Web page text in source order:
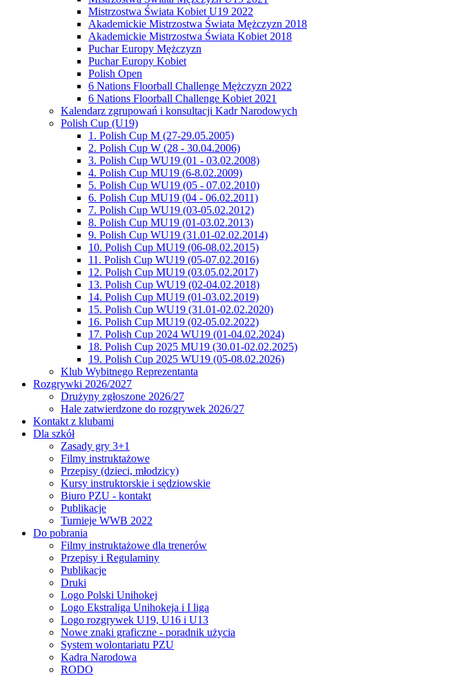
Mistrzostwa Świata Kobiet U19 2022
Akademickie Mistrzostwa Świata Mężczyzn 2018
Akademickie Mistrzostwa Świata Kobiet 2018
Puchar Europy Mężczyzn
Puchar Europy Kobiet
Polish Open
6 Nations Floorball Challenge Mężczyzn 2022
6 Nations Floorball Challenge Kobiet 2021
Kalendarz zgrupowań i konsultacji Kadr Narodowych
Polish Cup (U19)
1. Polish Cup M (27-29.05.2005)
2. Polish Cup W (28 - 30.04.2006)
3. Polish Cup WU19 (01 - 03.02.2008)
4. Polish Cup MU19 (6-8.02.2009)
5. Polish Cup WU19 (05 - 07.02.2010)
6. Polish Cup MU19 (04 - 06.02.2011)
7. Polish Cup WU19 (03-05.02.2012)
8. Polish Cup MU19 (01-03.02.2013)
9. Polish Cup WU19 (31.01-02.02.2014)
10. Polish Cup MU19 (06-08.02.2015)
11. Polish Cup WU19 (05-07.02.2016)
12. Polish Cup MU19 (03.05.02.2017)
13. Polish Cup WU19 (02-04.02.2018)
14. Polish Cup MU19 (01-03.02.2019)
15. Polish Cup WU19 (31.01-02.02.2020)
16. Polish Cup MU19 (02-05.02.2022)
17. Polish Cup 2024 WU19 (01-04.02.2024)
18. Polish Cup 2025 MU19 (30.01-02.02.2025)
19. Polish Cup 2025 WU19 (05-08.02.2026)
Klub Wybitnego Reprezentanta
Rozgrywki 2026/2027
Drużyny zgłoszone 2026/27
Hale zatwierdzone do rozgrywek 2026/27
Kontakt z klubami
Dla szkół
Zasady gry 3+1
Filmy instruktażowe
Przepisy (dzieci, młodzicy)
Kursy instruktorskie i sędziowskie
Biuro PZU - kontakt
Publikacje
Turnieje WWB 2022
Do pobrania
Filmy instruktażowe dla trenerów
Przepisy i Regulaminy
Publikacje
Druki
Logo Polski Unihokej
Logo Ekstraliga Unihokeja i I liga
Logo rozgrywek U19, U16 i U13
Nowe znaki graficzne - poradnik użycia
System wolontariatu PZU
Kadra Narodowa
RODO